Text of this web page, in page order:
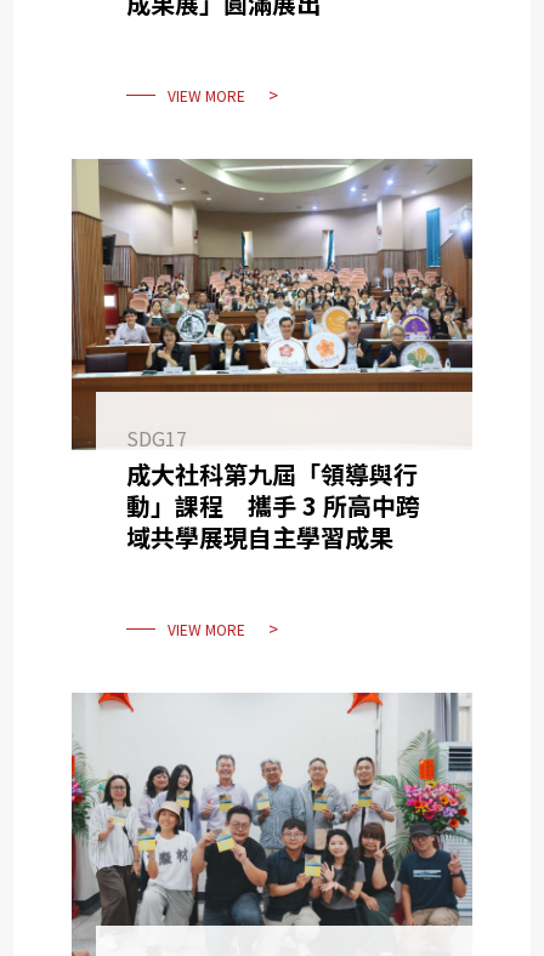
VIEW MORE
SDG17
成大社科第九屆「領導與行
動」課程 攜手 3 所高中跨
域共學展現自主學習成果
VIEW MORE